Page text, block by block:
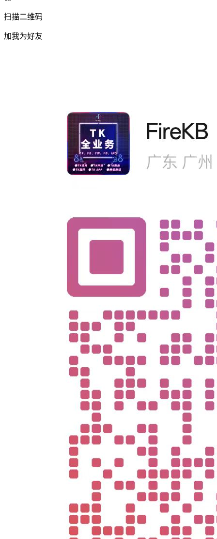
扫描二维码
加我为好友